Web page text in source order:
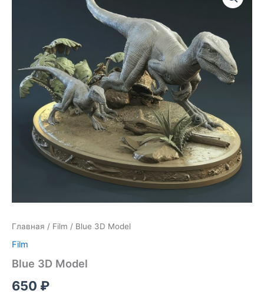
Главная / Film / Blue 3D Model
Film
Blue 3D Model
650 ₽